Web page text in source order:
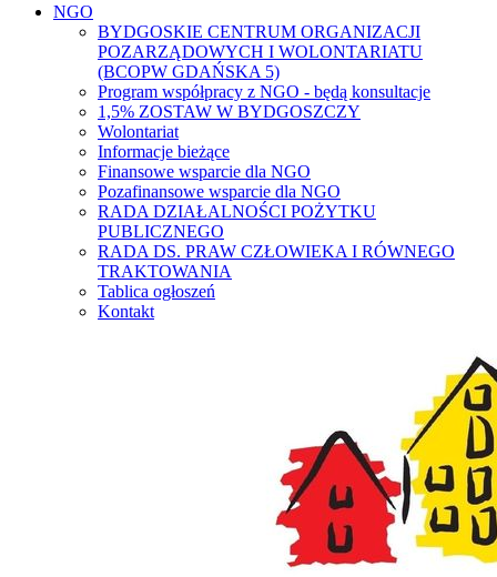
NGO
BYDGOSKIE CENTRUM ORGANIZACJI
POZARZĄDOWYCH I WOLONTARIATU
(BCOPW GDAŃSKA 5)
Program współpracy z NGO - będą konsultacje
1,5% ZOSTAW W BYDGOSZCZY
Wolontariat
Informacje bieżące
Finansowe wsparcie dla NGO
Pozafinansowe wsparcie dla NGO
RADA DZIAŁALNOŚCI POŻYTKU
PUBLICZNEGO
RADA DS. PRAW CZŁOWIEKA I RÓWNEGO
TRAKTOWANIA
Tablica ogłoszeń
Kontakt